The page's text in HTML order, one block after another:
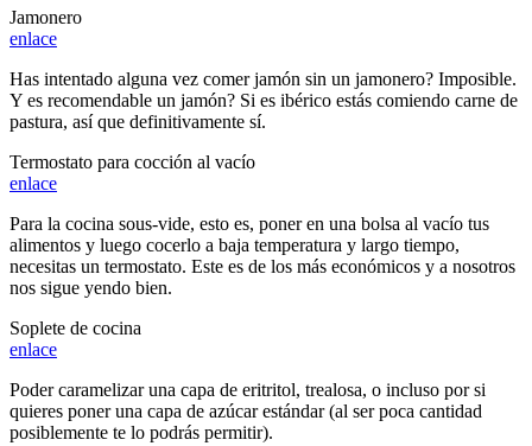
Jamonero
enlace
Has intentado alguna vez comer jamón sin un jamonero? Imposible.
Y es recomendable un jamón? Si es ibérico estás comiendo carne de
pastura, así que definitivamente sí.
Termostato para cocción al vacío
enlace
Para la cocina sous-vide, esto es, poner en una bolsa al vacío tus
alimentos y luego cocerlo a baja temperatura y largo tiempo,
necesitas un termostato. Este es de los más económicos y a nosotros
nos sigue yendo bien.
Soplete de cocina
enlace
Poder caramelizar una capa de eritritol, trealosa, o incluso por si
quieres poner una capa de azúcar estándar (al ser poca cantidad
posiblemente te lo podrás permitir).